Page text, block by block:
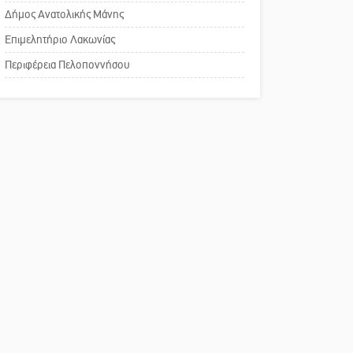
του ΚΑΠΗ
Το δικό σας σχόλιο:
Παράδειγμα κοινωνικής
Δήμος Ανατολικής Μάνης
Επιμελητήριο Λακωνίας
Περιφέρεια Πελοποννήσου